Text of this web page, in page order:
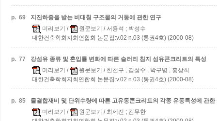
p. 69
지진하중을 받는 비대칭 구조물의 거둥에 관한 연구
미리보기 / 원문보기 / 서용석 ; 박성수
대한건축학회지회연합회 논문집:v.02 n.03 (통권4호) (2000-08)
p. 77
강섬유 종류 및 혼입률 변화에 따른 슬러리 침지 섬유콘크리트의 특성
미리보기 / 원문보기 / 한천구 ; 김성수 ; 박구병 ; 홍상희
대한건축학회지회연합회 논문집:v.02 n.03 (통권4호) (2000-08)
p. 85
물결합재비 및 단위수량에 따른 고유동콘크리트의 각종 유동특성에 관한
미리보기 / 원문보기 / 최세진 ; 김무한